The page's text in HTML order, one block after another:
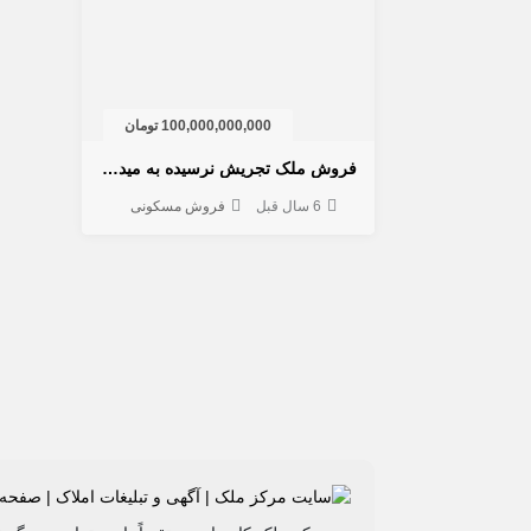
100,000,000,000 تومان
فروش ملک تجریش نرسیده به میدان قدس
6 سال قبل فروش مسکونی